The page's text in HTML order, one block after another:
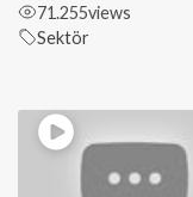
71.255views
Sektör